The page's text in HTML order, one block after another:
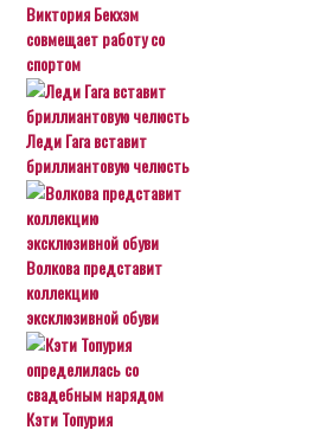
Виктория Бекхэм
совмещает работу со
спортом
Леди Гага вставит
бриллиантовую челюсть
Волкова представит
коллекцию
эксклюзивной обуви
Кэти Топурия